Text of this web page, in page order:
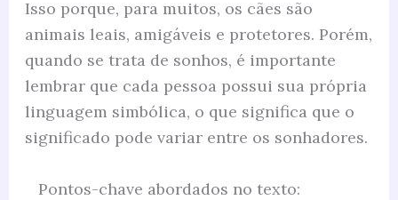
Isso porque, para muitos, os cães são
animais leais, amigáveis e protetores. Porém,
quando se trata de sonhos, é importante
lembrar que cada pessoa possui sua própria
linguagem simbólica, o que significa que o
significado pode variar entre os sonhadores.
Pontos-chave abordados no texto: